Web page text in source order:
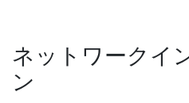
ネットワークイ
ン